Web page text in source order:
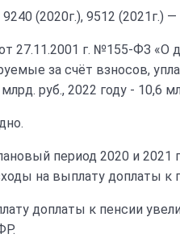
(2020г.), 9512 (2021г.)
27.11.2001 г. №155-ФЗ «О
за счёт взносов,
руб., 2022 году - 10,6
период 2020 и 2021
на выплату доплаты к
доплаты к пенсии